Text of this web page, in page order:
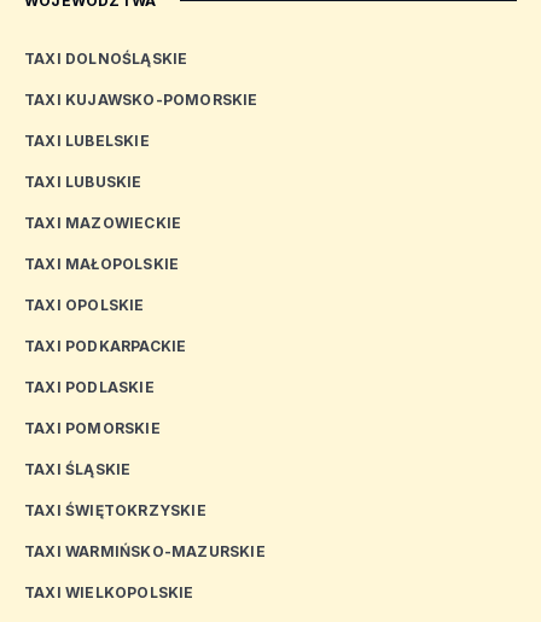
TAXI DOLNOŚLĄSKIE
TAXI KUJAWSKO-POMORSKIE
TAXI LUBELSKIE
TAXI LUBUSKIE
TAXI MAZOWIECKIE
TAXI MAŁOPOLSKIE
TAXI OPOLSKIE
TAXI PODKARPACKIE
TAXI PODLASKIE
TAXI POMORSKIE
TAXI ŚLĄSKIE
TAXI ŚWIĘTOKRZYSKIE
TAXI WARMIŃSKO-MAZURSKIE
TAXI WIELKOPOLSKIE